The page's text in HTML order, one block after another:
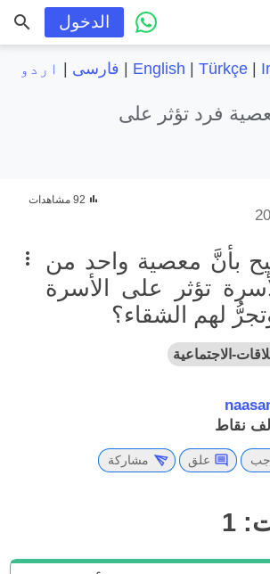
الدخول
English Türkçe| فارسی اردو
فرد تؤثر على
92 مشاهدات
بأنَّ معصية واحد من
تؤثر على الأسرة
لهم الشقاء؟
الاجتماعية
نقاط
علق مشاركة
1